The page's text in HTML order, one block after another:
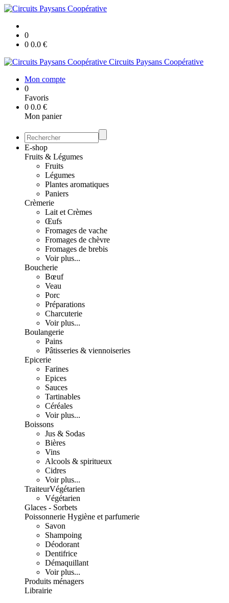
0
0 0.0 €
Circuits Paysans Coopérative
Mon compte
0
Favoris
0 0.0 €
Mon panier
E-shop
Fruits & Légumes
Fruits
Légumes
Plantes aromatiques
Paniers
Crèmerie
Lait et Crèmes
Œufs
Fromages de vache
Fromages de chèvre
Fromages de brebis
Voir plus...
Boucherie
Bœuf
Veau
Porc
Préparations
Charcuterie
Voir plus...
Boulangerie
Pains
Pâtisseries & viennoiseries
Epicerie
Farines
Epices
Sauces
Tartinables
Céréales
Voir plus...
Boissons
Jus & Sodas
Bières
Vins
Alcools & spiritueux
Cidres
Voir plus...
TraiteurVégétarien
Végétarien
Glaces - Sorbets
Poissonnerie Hygiène et parfumerie
Savon
Shampoing
Déodorant
Dentifrice
Démaquillant
Voir plus...
Produits ménagers
Librairie